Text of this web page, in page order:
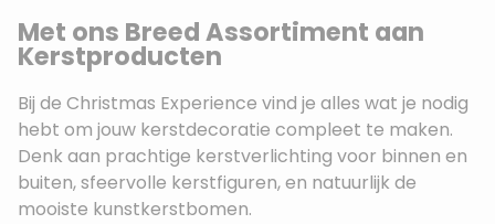
Met ons Breed Assortiment aan
Kerstproducten
Bij de Christmas Experience vind je alles wat je nodig
hebt om jouw kerstdecoratie compleet te maken.
Denk aan prachtige kerstverlichting voor binnen en
buiten, sfeervolle kerstfiguren, en natuurlijk de
mooiste kunstkerstbomen.